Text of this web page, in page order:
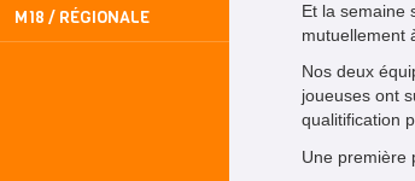
M18 / RÉGIONALE
Et la semaine
mutuellement
Nos deux
joueuses ont
qualitification
Une première